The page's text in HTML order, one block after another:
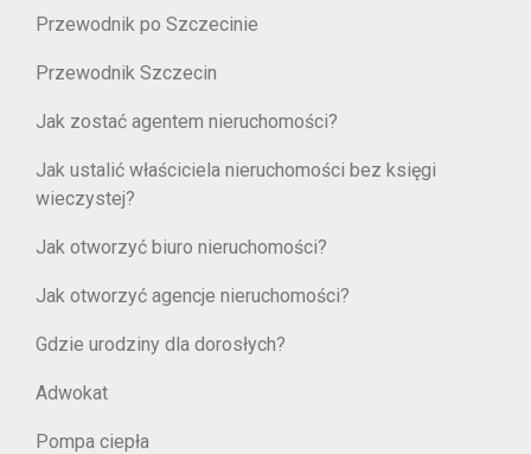
Przewodnik po Szczecinie
Przewodnik Szczecin
Jak zostać agentem nieruchomości?
Jak ustalić właściciela nieruchomości bez księgi
wieczystej?
Jak otworzyć biuro nieruchomości?
Jak otworzyć agencje nieruchomości?
Gdzie urodziny dla dorosłych?
Adwokat
Pompa ciepła